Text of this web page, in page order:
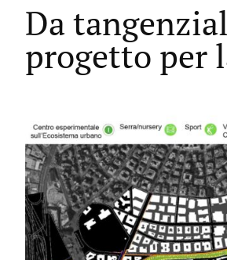
Da
progetto per